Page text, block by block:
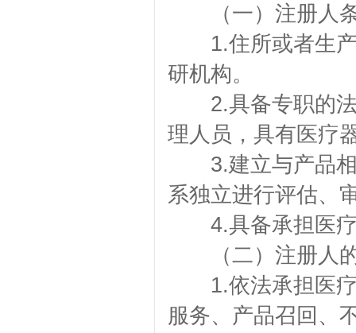
（一）注册人
1.住所或者生产
研机构。
2.具备专职的法
理人员，具有医疗
3.建立与产品相
系独立进行评估、
4.具备承担医疗
（二）注册人的
1.依法承担医疗
服务、产品召回、